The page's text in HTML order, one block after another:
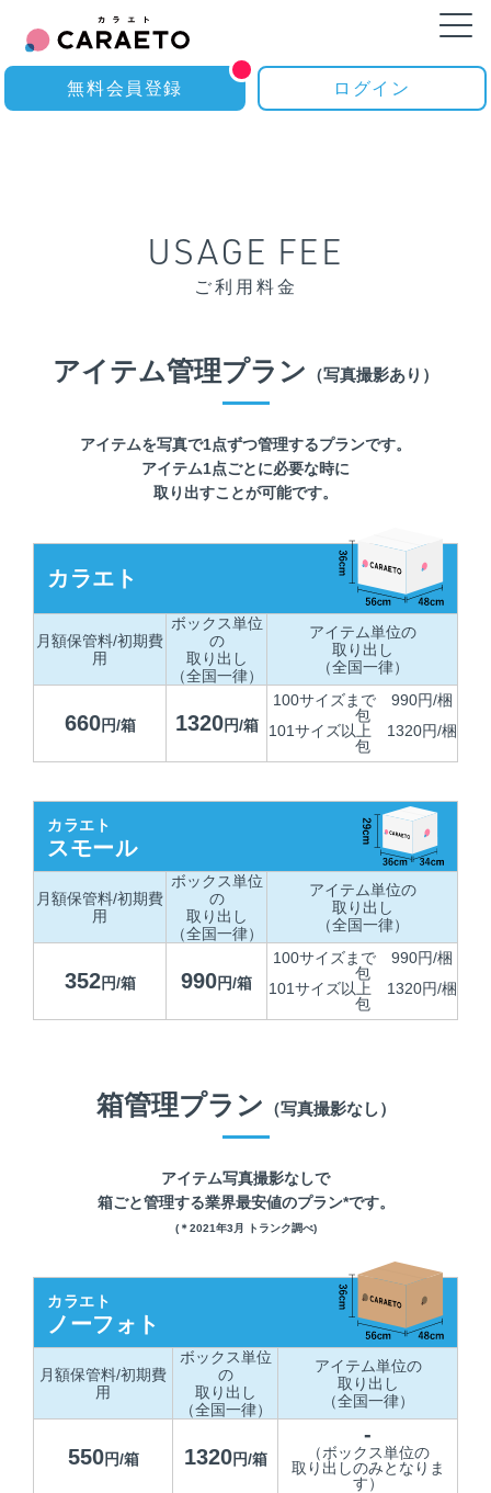
無料会員登録 ログイン
USAGE FEE
ご利用料金
アイテム管理プラン （写真撮影あり）
アイテムを写真で1点ずつ管理するプランです。
アイテム1点ごとに必要な時に
取り出すことが可能です。
カラエト
月額保管料/初期費
用
ボックス単位
の
取り出し
（全国一律）
アイテム単位の
取り出し
（全国一律）
660円/箱 1320円/箱
100サイズまで 990円/梱
包
101サイズ以上 1320円/梱
包
カラエト
スモール
月額保管料/初期費
用
ボックス単位
の
取り出し
（全国一律）
アイテム単位の
取り出し
（全国一律）
352円/箱 990円/箱
100サイズまで 990円/梱
包
101サイズ以上 1320円/梱
包
箱管理プラン （写真撮影なし）
アイテム写真撮影なしで
箱ごと管理する業界最安値のプラン*です。
(＊2021年3月 トランク調べ)
カラエト
ノーフォト
月額保管料/初期費
用
ボックス単位
の
取り出し
（全国一律）
アイテム単位の
取り出し
（全国一律）
550円/箱 1320円/箱
-
（ボックス単位の
取り出しのみとなりま
す）